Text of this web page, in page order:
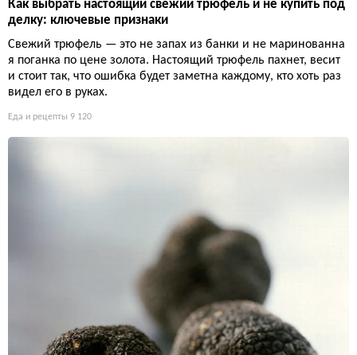
Как выбрать настоящий свежий трюфель и не купить под
делку: ключевые признаки
Свежий трюфель — это не запах из банки и не маринованна
я поганка по цене золота. Настоящий трюфель пахнет, весит
и стоит так, что ошибка будет заметна каждому, кто хоть раз
видел его в руках.
Еда и рецепты 9 120